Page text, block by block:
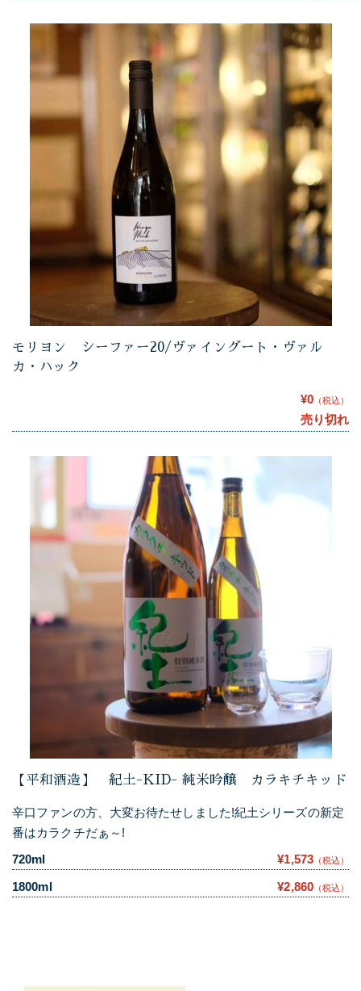
モリヨン シーファー20/ヴァイングート・ヴァル
カ・ハック
¥0 （税込）
売り切れ
【平和酒造】 紀土-KID- 純米吟醸 カラキチキッド
辛口ファンの方、大変お待たせしました!紀土シリーズの新定
番はカラクチだぁ～!
720ml
¥1,573 （税込）
1800ml ¥2,860 （税込）